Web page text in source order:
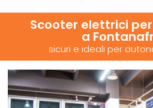
Scooter elettrici
a
sicuri e ideali per